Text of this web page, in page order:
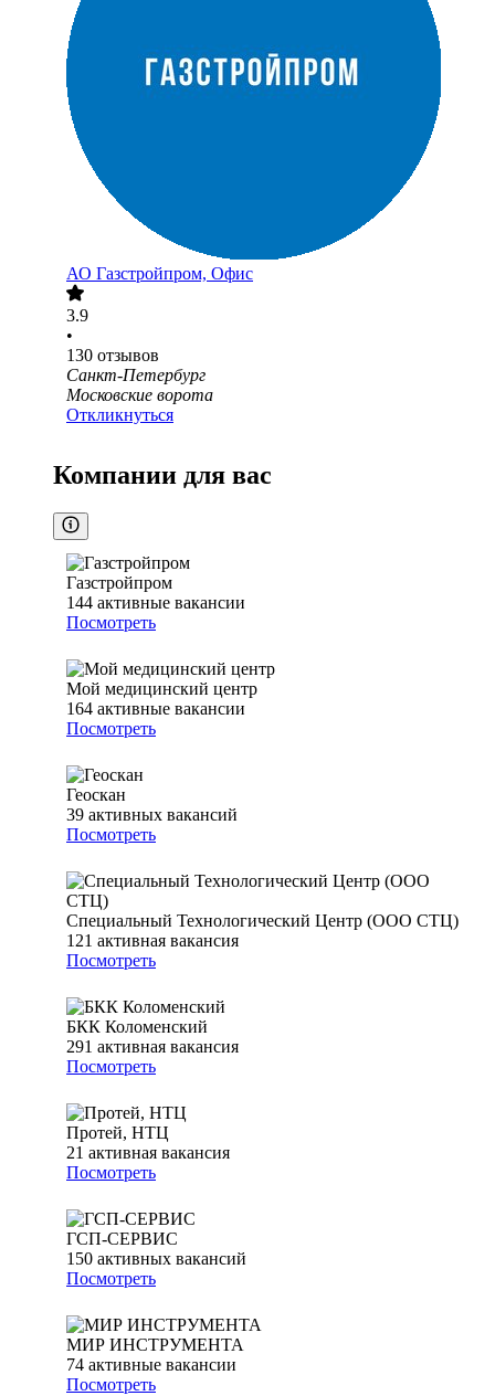
АО Газстройпром, Офис
3.9
•
130 отзывов
Санкт-Петербург
Московские ворота
Откликнуться
Компании для вас
Газстройпром
144 активные вакансии
Посмотреть
Мой медицинский центр
164 активные вакансии
Посмотреть
Геоскан
39 активных вакансий
Посмотреть
Специальный Технологический Центр (ООО СТЦ)
121 активная вакансия
Посмотреть
БКК Коломенский
291 активная вакансия
Посмотреть
Протей, НТЦ
21 активная вакансия
Посмотреть
ГСП-СЕРВИС
150 активных вакансий
Посмотреть
МИР ИНСТРУМЕНТА
74 активные вакансии
Посмотреть